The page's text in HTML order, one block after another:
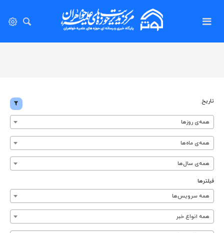
تاریخ
همه‌ی روزها
همه‌ی ماه‌ها
همه‌ی سال‌ها
فیلترها
همه سرویس‌ها
همه انواع خبر